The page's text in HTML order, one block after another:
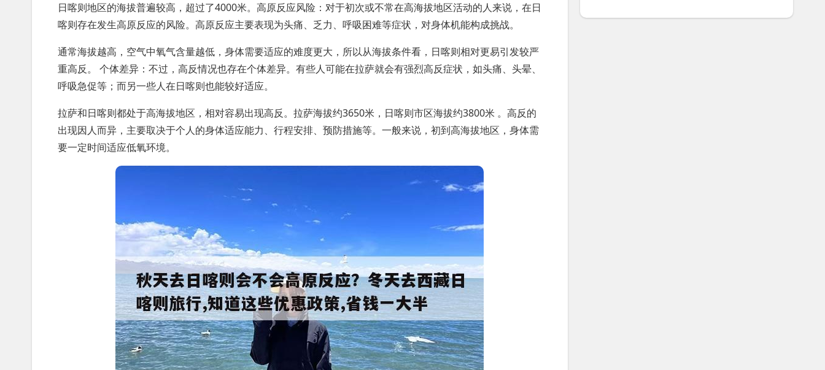
日喀则地区的海拔普遍较高，超过了4000米。高原反应风险：对于初次或不常在高海拔地区活动的人来说，在日
喀则存在发生高原反应的风险。高原反应主要表现为头痛、乏力、呼吸困难等症状，对身体机能构成挑战。
通常海拔越高，空气中氧气含量越低，身体需要适应的难度更大，所以从海拔条件看，日喀则相对更易引发较严
重高反。 个体差异：不过，高反情况也存在个体差异。有些人可能在拉萨就会有强烈高反症状，如头痛、头晕、
呼吸急促等；而另一些人在日喀则也能较好适应。
拉萨和日喀则都处于高海拔地区，相对容易出现高反。拉萨海拔约3650米，日喀则市区海拔约3800米 。高反的
出现因人而异，主要取决于个人的身体适应能力、行程安排、预防措施等。一般来说，初到高海拔地区，身体需
要一定时间适应低氧环境。